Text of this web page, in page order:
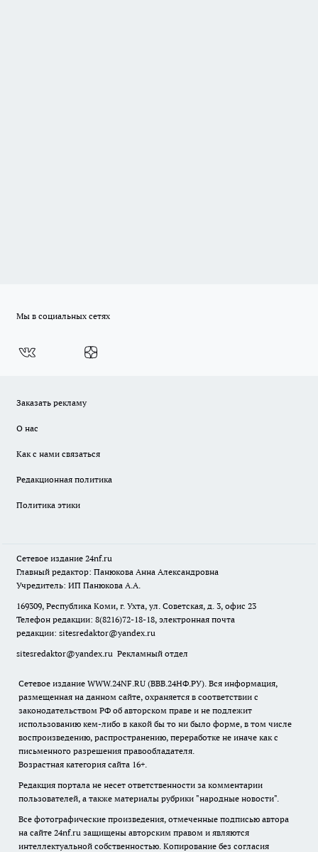
Мы в социальных сетях
Заказать рекламу
О нас
Как с нами связаться
Редакционная политика
Политика этики
Сетевое издание 24nf.ru
Главный редактор: Панюкова Анна Александровна
Учредитель: ИП Панюкова А.А.
169309, Республика Коми, г. Ухта, ул. Советская, д. 3, офис 23
Телефон редакции: 8(8216)72-18-18, электронная почта
редакции: sitesredaktor@yandex.ru
sitesredaktor@yandex.ru Рекламный отдел
Сетевое издание WWW.24NF.RU (ВВВ.24НФ.РУ). Вся информация,
размещенная на данном сайте, охраняется в соответствии с
законодательством РФ об авторском праве и не подлежит
использованию кем-либо в какой бы то ни было форме, в том числе
воспроизведению, распространению, переработке не иначе как с
письменного разрешения правообладателя.
Возрастная категория сайта 16+.
Редакция портала не несет ответственности за комментарии
пользователей, а также материалы рубрики "народные новости".
Все фотографические произведения, отмеченные подписью автора
на сайте 24nf.ru защищены авторским правом и являются
интеллектуальной собственностью. Копирование без согласия